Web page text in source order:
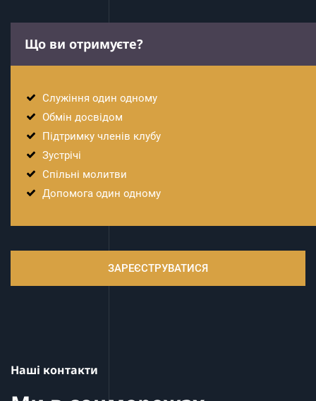
Що ви отримуєте?
Служіння один одному
Обмін досвідом
Підтримку членів клубу
Зустрічі
Спільні молитви
Допомога один одному
ЗАРЕЄСТРУВАТИСЯ
Наші контакти